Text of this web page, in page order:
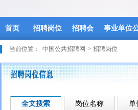
首页 招聘岗位 招聘会 事业单位
当前位置： 中国公共招聘网 > 招聘岗位
全文搜索 岗位名称 单